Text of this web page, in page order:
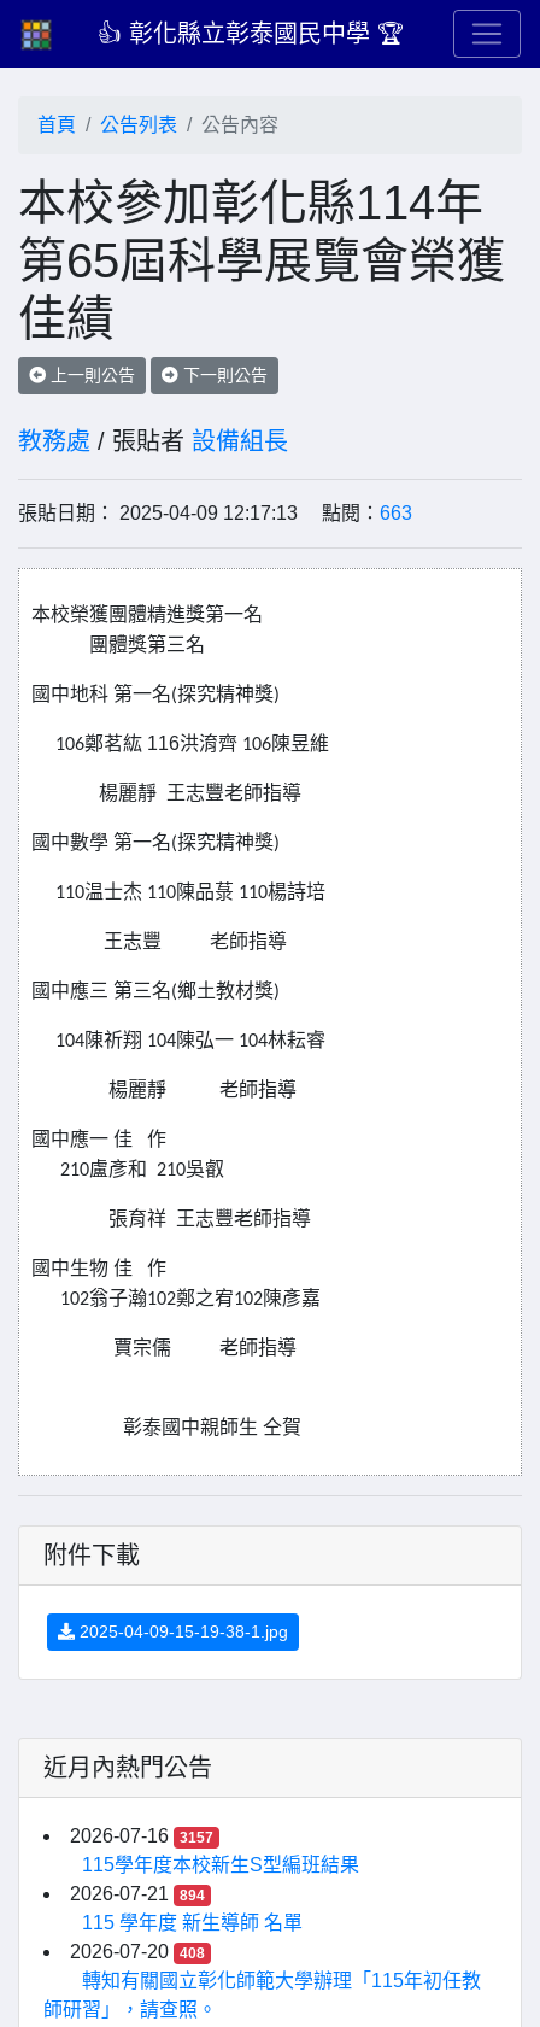
👍 彰化縣立彰泰國民中學 🏆
首頁 公告列表 公告內容
本校參加彰化縣114年
第65屆科學展覽會榮獲
佳績
上一則公告 下一則公告
教務處 / 張貼者 設備組長
張貼日期： 2025-04-09 12:17:13 點閱： 663
本校榮獲團體精進獎第一名
團體獎第三名
國中地科 第一名(探究精神獎)
106鄭茗紘 116洪淯齊 106陳昱維
楊麗靜 王志豐老師指導
國中數學 第一名(探究精神獎)
110温士杰 110陳品菉 110楊詩培
王志豐 老師指導
國中應三 第三名(鄉土教材獎)
104陳祈翔 104陳弘一 104林耘睿
楊麗靜 老師指導
國中應一 佳
作
210盧彥和
210吳叡
張育祥 王志豐老師指導
國中生物 佳
作
102翁子瀚102鄭之宥102陳彥嘉
賈宗儒 老師指導
彰泰國中親師生 仝賀
附件下載
2025-04-09-15-19-38-1.jpg
近月內熱門公告
2026-07-16 3157
115學年度本校新生S型編班結果
2026-07-21
894
115 學年度 新生導師 名單
2026-07-20
408
轉知有關國立彰化師範大學辦理「115年初任教
師研習」，請查照。